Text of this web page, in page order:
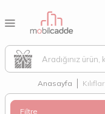
Anasayfa Kılıflar
Filtre